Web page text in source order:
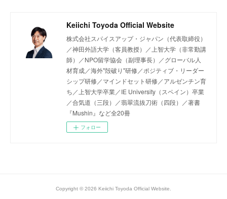
Keiichi Toyoda Official Website
株式会社スパイスアップ・ジャパン（代表取締役）
／神田外語大学（客員教授）／上智大学（非常勤講
師）／NPO留学協会（副理事長）／グローバル人
材育成／海外"殻破り"研修／ポジティブ・リーダー
シップ研修／マインドセット研修／アルゼンチン育
ち／上智大学卒業／IE University（スペイン）卒業
／合気道（三段）／翡翠流抜刀術（四段）／著書
『Mushin』など全20冊
フォロー
Copyright © 2026 Keiichi Toyoda Official Website